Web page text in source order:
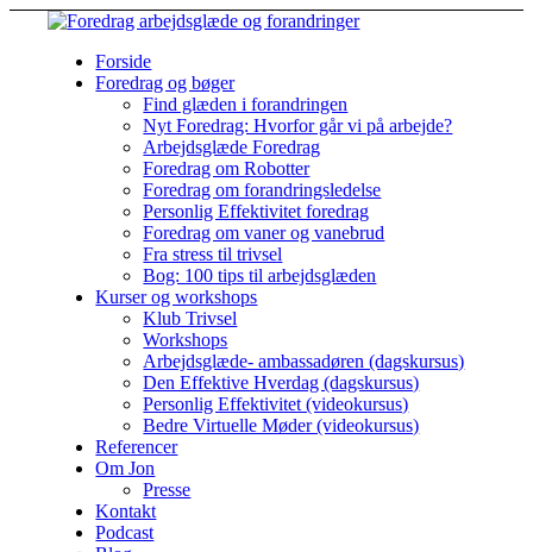
Forside
Foredrag og bøger
Find glæden i forandringen
Nyt Foredrag: Hvorfor går vi på arbejde?
Arbejdsglæde Foredrag
Foredrag om Robotter
Foredrag om forandringsledelse
Personlig Effektivitet foredrag
Foredrag om vaner og vanebrud
Fra stress til trivsel
Bog: 100 tips til arbejdsglæden
Kurser og workshops
Klub Trivsel
Workshops
Arbejdsglæde- ambassadøren (dagskursus)
Den Effektive Hverdag (dagskursus)
Personlig Effektivitet (videokursus)
Bedre Virtuelle Møder (videokursus)
Referencer
Om Jon
Presse
Kontakt
Podcast